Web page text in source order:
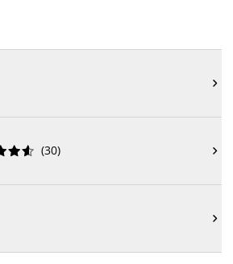



 (30) 
